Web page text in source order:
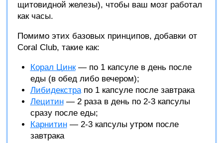
щитовидной железы), чтобы ваш мозг работал
как часы.
Помимо этих базовых принципов, добавки от
Coral Club, такие как:
Корал Цинк— по 1 капсуле в день после
еды (в обед либо вечером);
Либидекстрапо 1 капсуле после завтрака
Лецитин— 2 раза в день по 2-3 капсулы
сразу после еды;
Карнитин— 2-3 капсулы утром после
завтрака